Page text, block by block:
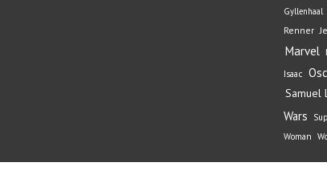
Gyllenhaal
Renner
Marvel
Isaac
Samuel
Wars
Woman